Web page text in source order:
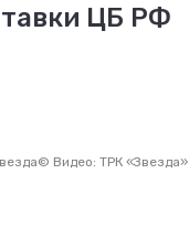
ЦБ РФ
© Видео: ТРК «Звезда»